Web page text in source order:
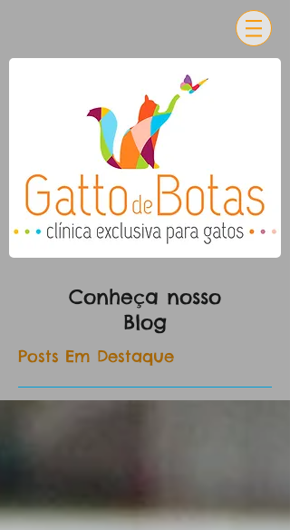
Conheça nosso
Blog
Posts Em Destaque